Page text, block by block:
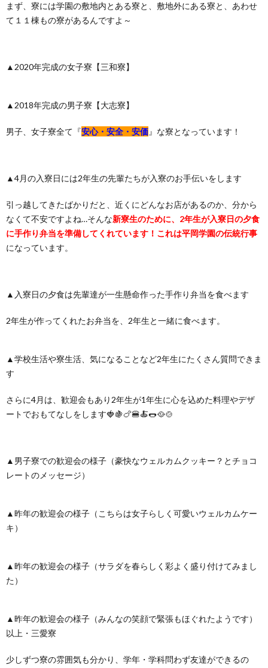
まず、寮には学園の敷地内とある寮と、敷地外にある寮と、あわせ
て１１棟もの寮があるんですよ～
▲2020年完成の女子寮【三和寮】
▲2018年完成の男子寮【大志寮】
男子、女子寮全て『安心・安全・安価』な寮となっています！
▲4月の入寮日には2年生の先輩たちが入寮のお手伝いをします
引っ越してきたばかりだと、近くにどんなお店があるのか、分から
なくて不安ですよね…そんな新寮生のために、2年生が入寮日の夕食
に手作り弁当を準備してくれています！これは平岡学園の伝統行事
になっています。
▲入寮日の夕食は先輩達が一生懸命作った手作り弁当を食べます
2年生が作ってくれたお弁当を、2年生と一緒に食べます。
▲学校生活や寮生活、気になることなど2年生にたくさん質問できま
す
さらに4月は、歓迎会もあり2年生が1年生に心を込めた料理やデザ
ートでおもてなしをします🍓🍇🍗🍔🍝🌭🥘🍲
▲男子寮での歓迎会の様子（豪快なウェルカムクッキー？とチョコ
レートのメッセージ）
▲昨年の歓迎会の様子（こちらは女子らしく可愛いウェルカムケー
キ）
▲昨年の歓迎会の様子（サラダを春らしく彩よく盛り付けてみまし
た）
▲昨年の歓迎会の様子（みんなの笑顔で緊張もほぐれたようです）
以上・三愛寮
少しずつ寮の雰囲気も分かり、学年・学科問わず友達ができるの